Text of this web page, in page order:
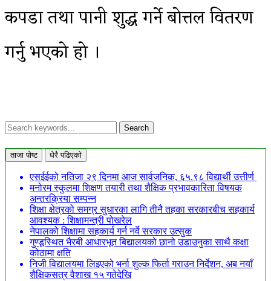
कपडा तथा पानी शुद्ध गर्ने बोत्तल वितरण
गर्नु भएको हो ।
ताजा पोष्ट धेरै पढिएको
एसईईको नतिजा २९ दिनमा आज सार्वजनिक, ६५.९८ विद्यार्थी उत्तीर्ण
मनोरम स्कुलमा शिक्षण तयारी तथा शैक्षिक प्रभावकारिता विषयक
अन्तरक्रिया सम्पन्न
शिक्षा क्षेत्रको समग्र सुधारका लागि तीनै तहका सरकारबीच सहकार्य
आवश्यक : शिक्षामन्त्री पोखरेल
नेपालको शिक्षामा सहकार्य गर्न नर्वे सरकार उत्सुक
गुण्डूस्थित भैरबी आधारभूत बिद्यालयको छानो उडाउनुका साथै कक्षा
कोठामा क्षति
निजी विद्यालयमा लिइएको भर्ना शुल्क फिर्ता गराउन निर्देशन, अब नयाँ
शैक्षिकसत्र वैशाख १५ गतेदेखि